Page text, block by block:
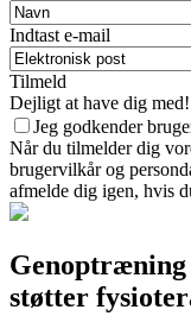
Indtast e-mail
Tilmeld
Dejligt at have dig med!
Jeg godkender
Når du tilmelder dig
brugervilkår og
afmelde dig igen, hvis
Genoptræning
støtter